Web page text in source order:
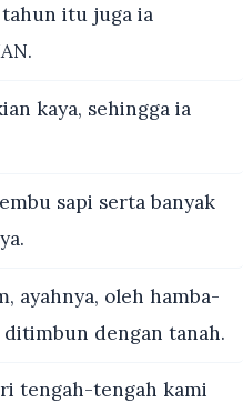
itu juga ia
kaya, sehingga ia
sapi serta banyak
ayahnya, oleh hamba-
dengan tanah.
tengah-tengah kami